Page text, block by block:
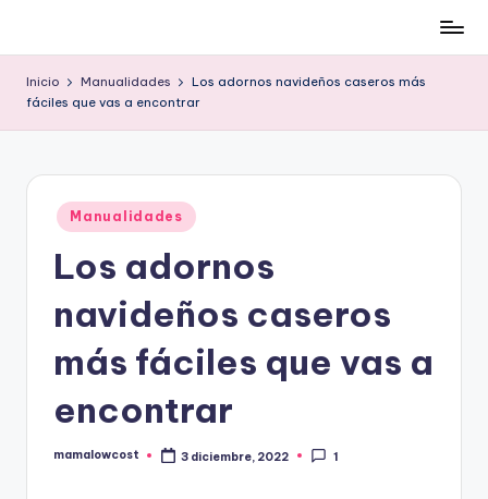
contenido
low-
intento
Inicio Manualidades
Los adornos navideños caseros más
fáciles que vas a encontrar
Publicado
en
Manualidades
Los adornos
navideños caseros
más fáciles que vas a
encontrar
Publicado
mamalowcost 3 diciembre, 2022 1